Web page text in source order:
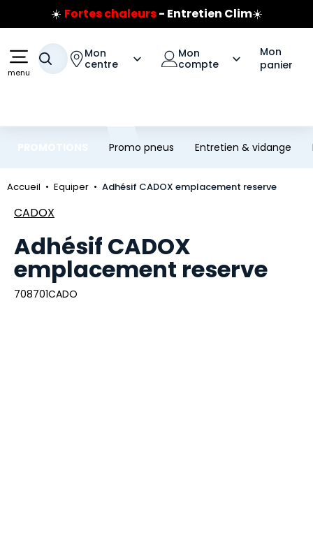
Aller au contenu principal
Aller à la navigation
☀️ Fortes chaleurs- Entretien Clim☀️
Prix coûtant pneus Bridgestone
🔥
Jusqu'à 120€ remboursés
sur les pneus Bridgestone
menu
Votre recherche
Mon
centre
Mon
compte
Mon
panier
Promo pneus Entretien & vidange
Accueil Equiper Adhésif CADOX emplacement reserve
Marque
CADOX
Adhésif CADOX
emplacement reserve
708701CADO